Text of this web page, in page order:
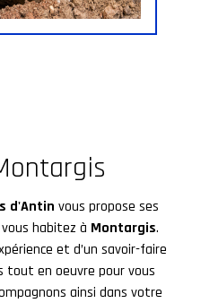
d'Antin vous propose ses
habitez à Montargis.
et d’un savoir-faire
en oeuvre pour vous
ainsi dans votre